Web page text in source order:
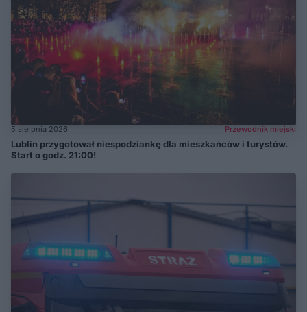
5 sierpnia 2026 Przewodnik miejski
Lublin przygotował niespodziankę dla mieszkańców i turystów.
Start o godz. 21:00!